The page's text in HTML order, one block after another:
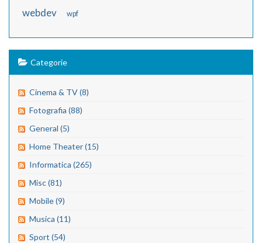
webdev wpf
Categorie
Cinema & TV (8)
Fotografia (88)
General (5)
Home Theater (15)
Informatica (265)
Misc (81)
Mobile (9)
Musica (11)
Sport (54)